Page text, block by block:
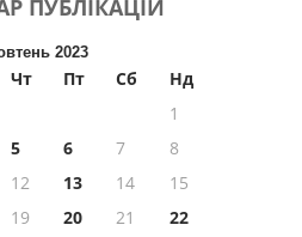
ПУБЛІКАЦІЙ
2023
Чт Пт Сб
Нд
1
5 6 7
8
12 13 14
15
19 20 21
22